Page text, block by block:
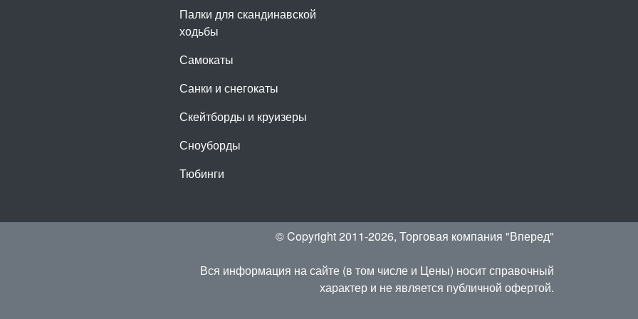
Палки для скандинавской
ходьбы
Самокаты
Санки и снегокаты
Скейтборды и круизеры
Сноуборды
Тюбинги
© Copyright 2011-2026, Торговая компания "Вперед"
Вся информация на сайте (в том числе и Цены) носит справочный
характер и не является публичной офертой.